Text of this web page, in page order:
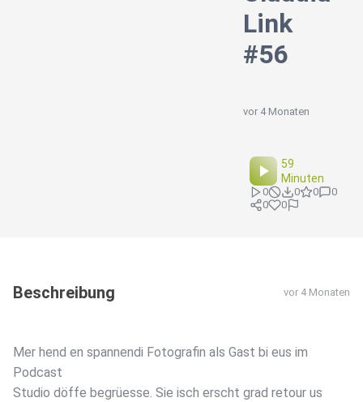
Link
#56
vor 4 Monaten
59
Minuten
0 0 0
0
0
0
Beschreibung vor 4 Monaten
Mer hend en spannendi Fotografin als Gast bi eus im
Podcast
Studio döffe begrüesse. Sie isch erscht grad retour us